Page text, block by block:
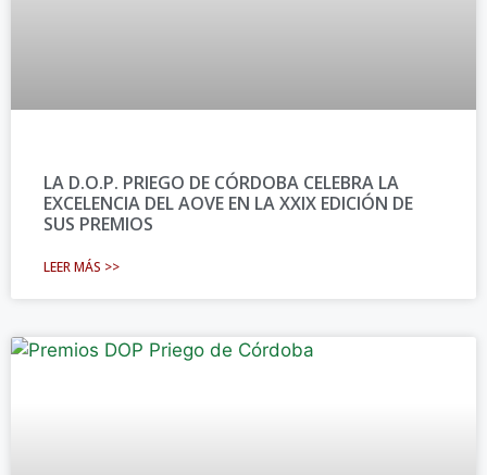
LA D.O.P. PRIEGO DE CÓRDOBA CELEBRA LA
EXCELENCIA DEL AOVE EN LA XXIX EDICIÓN DE
SUS PREMIOS
LEER MÁS >>